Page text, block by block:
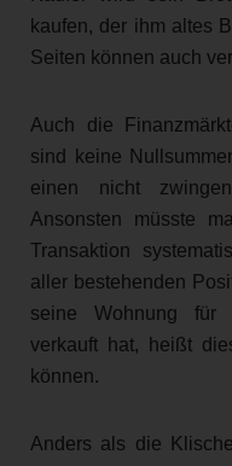
kaufen, der ihm altes
Seiten können auch
Auch die
sind keine
einen nicht
Ansonsten müsste
Transaktion
aller bestehenden
seine Wohnung für
verkauft hat, heißt
können.
Anders als die